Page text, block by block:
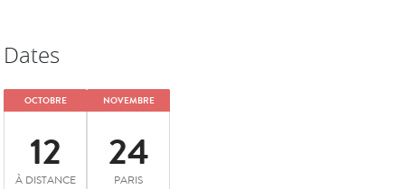
Dates
OCTOBRE
12
À DISTANCE
NOVEMBRE
24
PARIS